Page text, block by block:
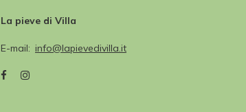
La pieve di Villa
E-mail info@lapievedivilla.it